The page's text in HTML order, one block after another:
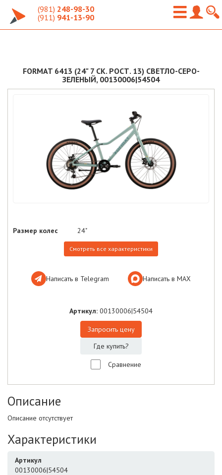
(981) 248-98-30
(911) 941-13-90
FORMAT 6413 (24" 7 СК. РОСТ. 13) СВЕТЛО-СЕРО-
ЗЕЛЕНЫЙ, 00130006|54504
Размер колес 24"
Смотреть все характеристики
Написать в Telegram Написать в МАХ
Артикул: 00130006|54504
Запросить цену
Где купить?
Сравнение
Описание
Описание отсутствует
Характеристики
Артикул
00130006|54504